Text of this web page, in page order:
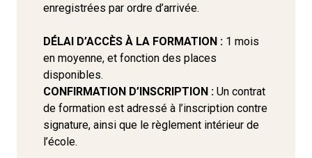
enregistrées par ordre d’arrivée.
DÉLAI D’ACCÈS À LA FORMATION : 1 mois
en moyenne, et fonction des places
disponibles.
CONFIRMATION D’INSCRIPTION : Un contrat
de formation est adressé à l’inscription contre
signature, ainsi que le règlement intérieur de
l’école.